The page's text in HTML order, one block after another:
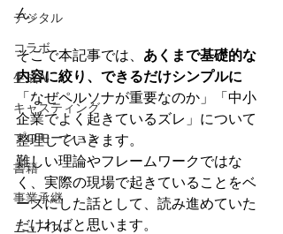
デジタル
コラボ
生成AI
キャスティング
プロモーション
書籍
事業承継
ニュース
ん。
そこで本記事では、 あくまで基礎的な
内容に絞り、できるだけシンプルに
「なぜペルソナが重要なのか」「中小
企業でよく起きているズレ」について
整理していきます。
難しい理論やフレームワークではな
く、実際の現場で起きていることをベ
ースにした話として、読み進めていた
だければと思います。